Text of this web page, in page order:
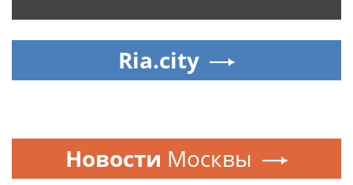
Ria.city
Новости Москвы